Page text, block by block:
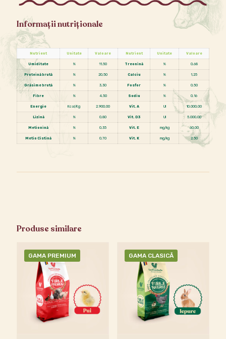
Informații nutriționale
Nutrient Unitate Valoare Nutrient Unitate Valoare
Umiditate % 11,50 Treonină % 0,68
Proteină brută % 20,50 Calciu % 1,25
Grăsime brută % 3,30 Fosfor % 0,50
Fibre % 4,50 Sodiu % 0,16
Energie Kcal/Kg 2.900,00 Vit. A UI 10.000,00
Lizină % 0,80 Vit. D3 UI 5.000,00
Metionină % 0,35 Vit. E mg/kg 60,00
Metio Cistină % 0,70 Vit. K mg/kg 2,50
Produse similare
GAMA PREMIUM GAMA CLASICĂ